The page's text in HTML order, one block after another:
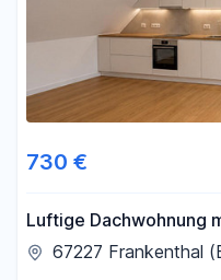
730 €
Luftige Dachwohnung
Kernsanierung: 2
67227 Frankenthal